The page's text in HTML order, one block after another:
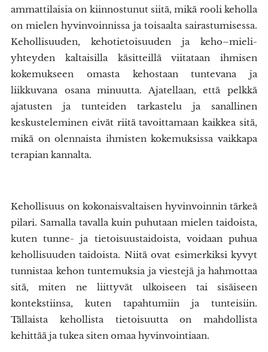
ammattilaisia on kiinnostunut siitä, mikä rooli keholla
on mielen hyvinvoinnissa ja toisaalta sairastumisessa.
Kehollisuuden, kehotietoisuuden ja keho–mieli-
yhteyden kaltaisilla käsitteillä viitataan ihmisen
kokemukseen omasta kehostaan tuntevana ja
liikkuvana osana minuutta. Ajatellaan, että pelkkä
ajatusten ja tunteiden tarkastelu ja sanallinen
keskusteleminen eivät riitä tavoittamaan kaikkea sitä,
mikä on olennaista ihmisten kokemuksissa vaikkapa
terapian kannalta.
Kehollisuus on kokonaisvaltaisen hyvinvoinnin tärkeä
pilari. Samalla tavalla kuin puhutaan mielen taidoista,
kuten tunne- ja tietoisuustaidoista, voidaan puhua
kehollisuuden taidoista. Niitä ovat esimerkiksi kyvyt
tunnistaa kehon tuntemuksia ja viestejä ja hahmottaa
sitä, miten ne liittyvät ulkoiseen tai sisäiseen
kontekstiinsa, kuten tapahtumiin ja tunteisiin.
Tällaista kehollista tietoisuutta on mahdollista
kehittää ja tukea siten omaa hyvinvointiaan.